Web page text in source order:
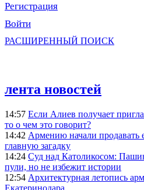
Регистрация
Войти
РАСШИРЕННЫЙ ПОИСК
лента новостей
14:57 Если Алиев получает
то о чем это говорит?
14:42 Армению начали продавать
главную загадку
14:24 Суд над Католикосом:
пули, но не избежит истории
12:54 Архитектурная летопись